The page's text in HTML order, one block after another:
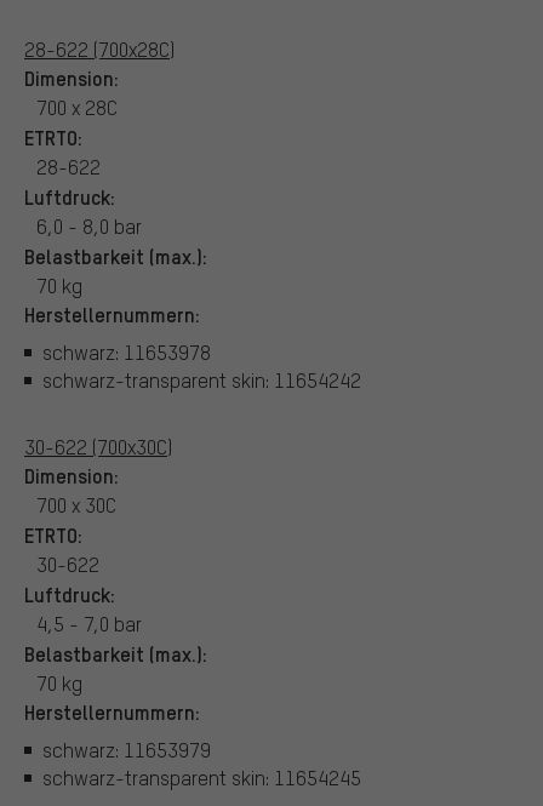
28-622 (700x28C)
Dimension:
700 x 28C
ETRTO:
28-622
Luftdruck:
6,0 - 8,0 bar
Belastbarkeit (max.):
70 kg
Herstellernummern:
schwarz: 11653978
schwarz-transparent skin: 11654242
30-622 (700x30C)
Dimension:
700 x 30C
ETRTO:
30-622
Luftdruck:
4,5 - 7,0 bar
Belastbarkeit (max.):
70 kg
Herstellernummern:
schwarz: 11653979
schwarz-transparent skin: 11654245